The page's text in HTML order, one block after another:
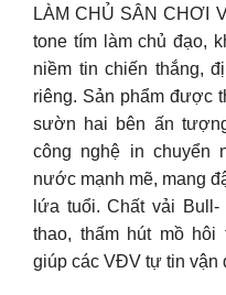
LÀM CHỦ SÂN CHƠI
tone tím làm chủ đạo,
niềm tin chiến thắng,
riêng. Sản phẩm được
sườn hai bên ấn
công nghệ in chuyển
nước mạnh mẽ, mang
lứa tuổi. Chất vải Bull-
thao, thấm hút mồ hôi
giúp các VĐV tự tin vận